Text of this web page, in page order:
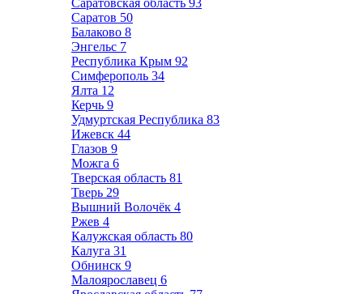
Саратовская область 93
Саратов 50
Балаково 8
Энгельс 7
Республика Крым 92
Симферополь 34
Ялта 12
Керчь 9
Удмуртская Республика 83
Ижевск 44
Глазов 9
Можга 6
Тверская область 81
Тверь 29
Вышний Волочёк 4
Ржев 4
Калужская область 80
Калуга 31
Обнинск 9
Малоярославец 6